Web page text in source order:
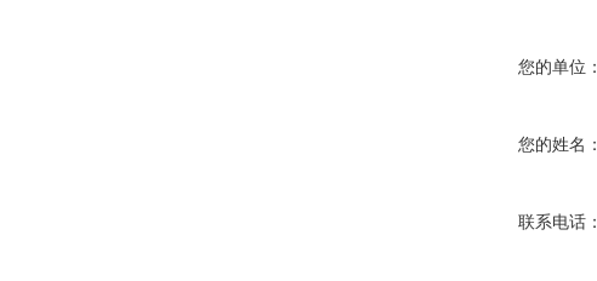
您的单位：
您的姓名：
联系电话：